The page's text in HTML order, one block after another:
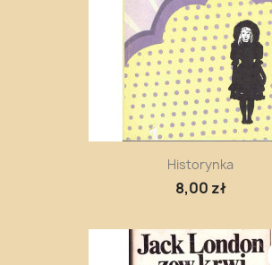
Historynka
8,00 zł